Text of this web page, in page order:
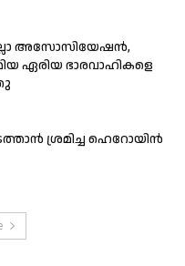
അസോസിയേഷന്‍,
ഏരിയ ഭാരവാഹികളെ
ശ്രമിച്ച ഹെറോയിൻ